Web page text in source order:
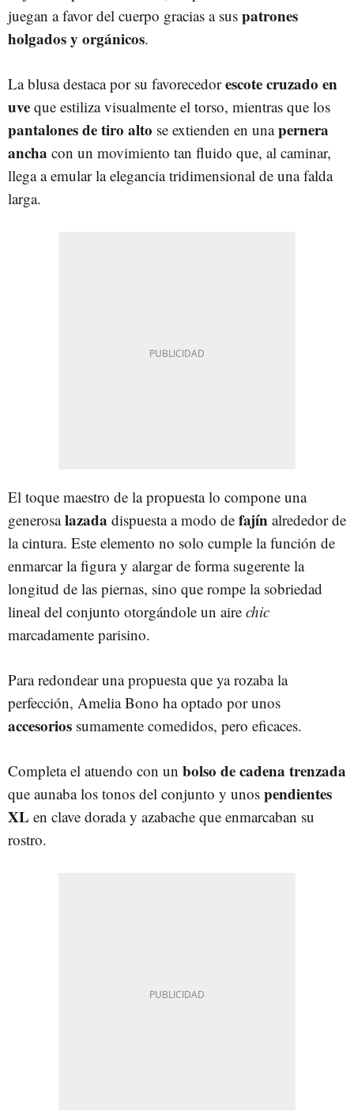
juegan a favor del cuerpo gracias a sus patrones
holgados y orgánicos.
La blusa destaca por su favorecedorescote cruzado en
uve que estiliza visualmente el torso, mientras que los
pantalones de tiro alto se extienden en unapernera
ancha con un movimiento tan fluido que, al caminar,
llega a emular la elegancia tridimensional de una falda
larga.
El toque maestro de la propuesta lo compone una
generosalazada dispuesta a modo de fajín alrededor de
la cintura. Este elemento no solo cumple la función de
enmarcar la figura y alargar de forma sugerente la
longitud de las piernas, sino que rompe la sobriedad
lineal del conjunto otorgándole un aire chic
marcadamente parisino.
Para redondear una propuesta que ya rozaba la
perfección, Amelia Bono ha optado por unos
accesorios sumamente comedidos, pero eficaces.
Completa el atuendo con un bolso de cadena trenzada
que aunaba los tonos del conjunto y unos pendientes
XL en clave dorada y azabache que enmarcaban su
rostro.